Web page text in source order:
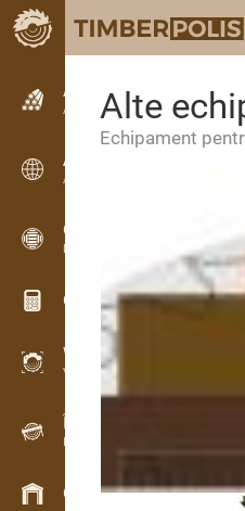
Anunțuri
Anunturi text
Anunțuri
Anunțuri internaționale
OPTI-TIMB
Modele de debitare
Calculatoare lemn
WoodProfi
Volum de lemn cu IA
Înregistrator de date
Inventarul lemnului pe teren
Gestionarea stocurilor
Alte
Echipament